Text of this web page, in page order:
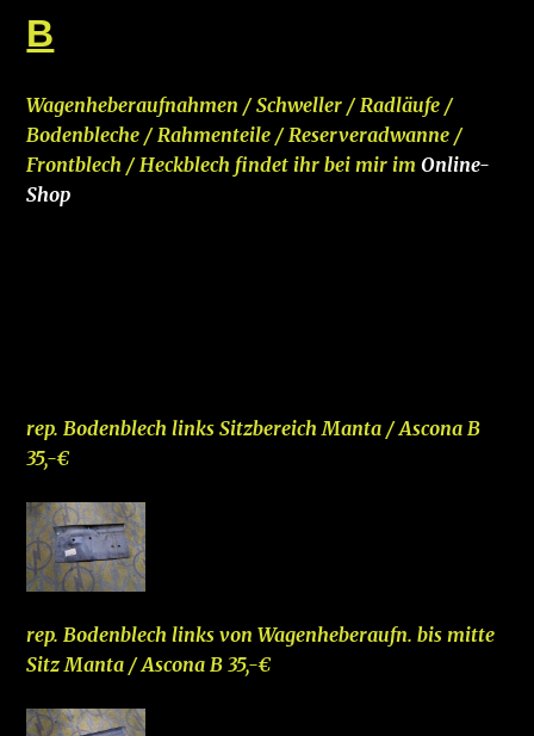
B
Wagenheberaufnahmen / Schweller / Radläufe /
Bodenbleche / Rahmenteile / Reserveradwanne /
Frontblech / Heckblech findet ihr bei mir im Online-
Shop
rep. Bodenblech links Sitzbereich Manta / Ascona B
35,-€
rep. Bodenblech links von Wagenheberaufn. bis mitte
Sitz Manta / Ascona B 35,-€